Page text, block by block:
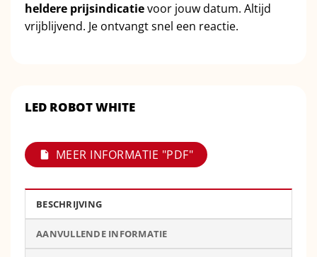
heldere prijsindicatievoor jouw datum. Altijd
vrijblijvend. Je ontvangt snel een reactie.
LED ROBOT WHITE
MEER INFORMATIE "PDF"
BESCHRIJVING
AANVULLENDE INFORMATIE